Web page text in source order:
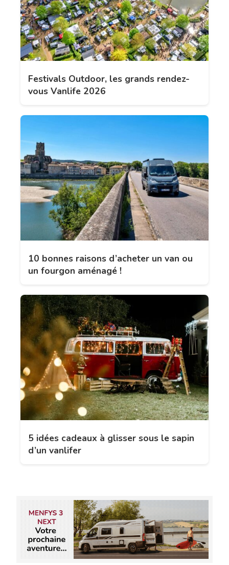
Festivals Outdoor, les grands rendez-
vous Vanlife 2026
10 bonnes raisons d’acheter un van ou
un fourgon aménagé !
5 idées cadeaux à glisser sous le sapin
d’un vanlifer